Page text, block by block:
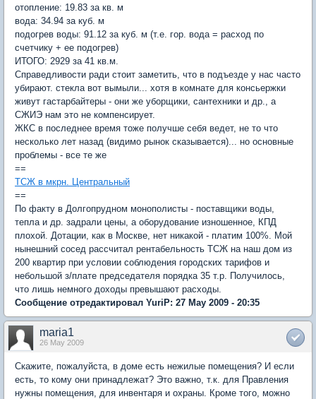
отопление: 19.83 за кв. м
вода: 34.94 за куб. м
подогрев воды: 91.12 за куб. м (т.е. гор. вода = расход по
счетчику + ее подогрев)
ИТОГО: 2929 за 41 кв.м.
Справедливости ради стоит заметить, что в подъезде у нас часто
убирают. стекла вот вымыли... хотя в комнате для консьержки
живут гастарбайтеры - они же уборщики, сантехники и др., а
СЖИЭ нам это не компенсирует.
ЖКС в последнее время тоже получше себя ведет, не то что
несколько лет назад (видимо рынок сказывается)... но основные
проблемы - все те же
==
ТСЖ в мкрн. Центральный
==
По факту в Долгопрудном монополисты - поставщики воды,
тепла и др. задрали цены, а оборудование изношенное, КПД
плохой. Дотации, как в Москве, нет никакой - платим 100%. Мой
нынешний сосед рассчитал рентабельность ТСЖ на наш дом из
200 квартир при условии соблюдения городских тарифов и
небольшой з/плате председателя порядка 35 т.р. Получилось,
что лишь немного доходы превышают расходы.
Сообщение отредактировал YuriP: 27 May 2009 - 20:35
maria1
26 May 2009
Скажите, пожалуйста, в доме есть нежилые помещения? И если
есть, то кому они принадлежат? Это важно, т.к. для Правления
нужны помещения, для инвентаря и охраны. Кроме того, можно